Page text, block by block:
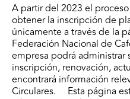
A partir del 2023 el
obtener la inscripción de
únicamente a través de la
Federación Nacional de
empresa podrá administrar
inscripción, renovación,
encontrará información
Circulares. Esta página